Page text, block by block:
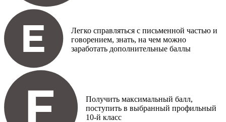
Легко справляться с письменной частью и
говорением, знать, на чем можно
заработать дополнительные баллы
Получить максимальный балл,
поступить в выбранный профильный
10-й класс